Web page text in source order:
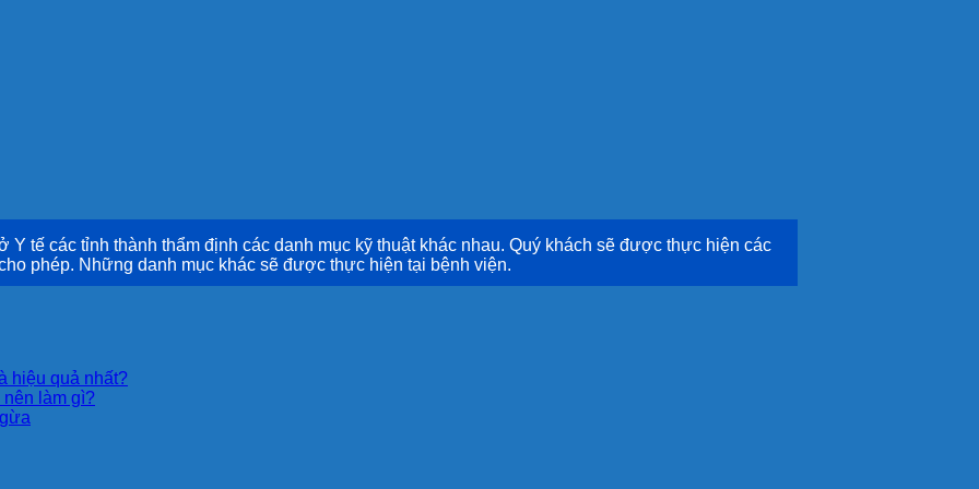
tế các tỉnh thành thẩm định các danh mục kỹ thuật khác nhau. Quý khách sẽ được thực hiện các
phép. Những danh mục khác sẽ được thực hiện tại bệnh viện.
hiệu quả nhất?
làm gì?